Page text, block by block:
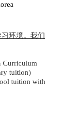
环境。我们
Curriculum
tuition)
tuition with